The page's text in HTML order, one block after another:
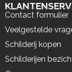
Contact formulier
Veelgestelde
Schilderij kopen
Schilderijen